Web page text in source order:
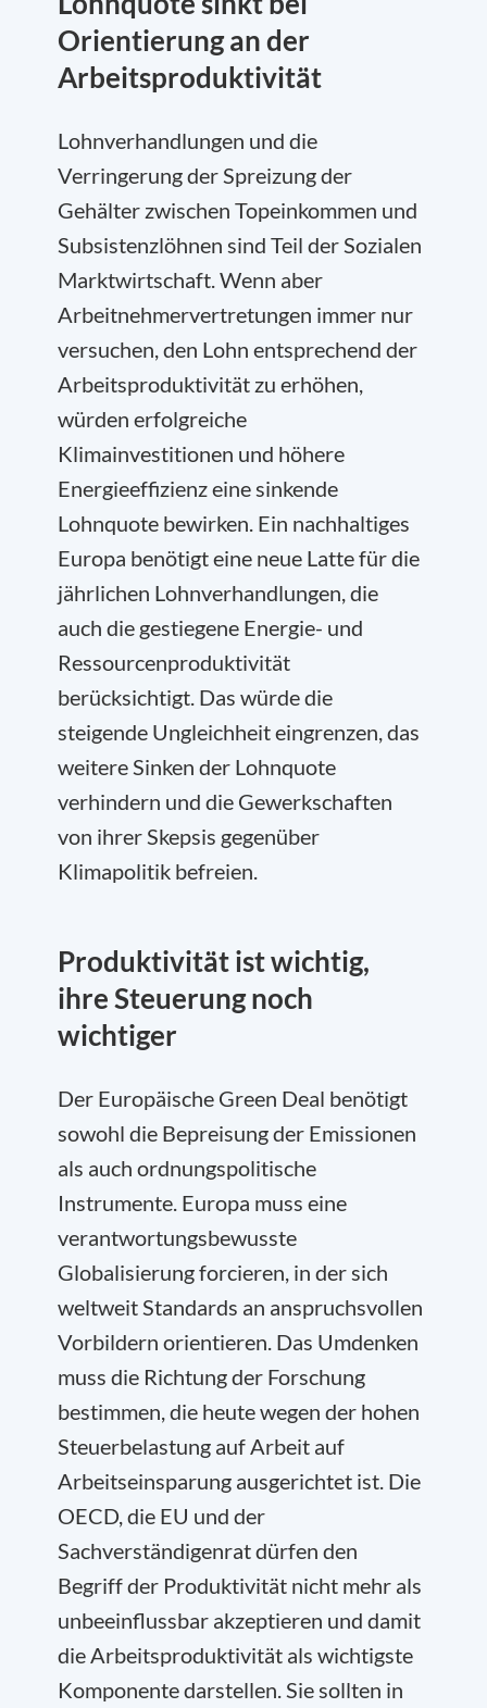
Orientierung an der
Arbeitsproduktivität
Lohnverhandlungen und die
Verringerung der Spreizung der
Gehälter zwischen Topeinkommen und
Subsistenzlöhnen sind Teil der Sozialen
Marktwirtschaft. Wenn aber
Arbeitnehmervertretungen immer nur
versuchen, den Lohn entsprechend der
Arbeitsproduktivität zu erhöhen,
würden erfolgreiche
Klimainvestitionen und höhere
Energieeffizienz eine sinkende
Lohnquote bewirken. Ein nachhaltiges
Europa benötigt eine neue Latte für die
jährlichen Lohnverhandlungen, die
auch die gestiegene Energie- und
Ressourcenproduktivität
berücksichtigt. Das würde die
steigende Ungleichheit eingrenzen, das
weitere Sinken der Lohnquote
verhindern und die Gewerkschaften
von ihrer Skepsis gegenüber
Klimapolitik befreien.
Produktivität ist wichtig,
ihre Steuerung noch
wichtiger
Der Europäische Green Deal benötigt
sowohl die Bepreisung der Emissionen
als auch ordnungspolitische
Instrumente. Europa muss eine
verantwortungsbewusste
Globalisierung forcieren, in der sich
weltweit Standards an anspruchsvollen
Vorbildern orientieren. Das Umdenken
muss die Richtung der Forschung
bestimmen, die heute wegen der hohen
Steuerbelastung auf Arbeit auf
Arbeitseinsparung ausgerichtet ist. Die
OECD, die EU und der
Sachverständigenrat dürfen den
Begriff der Produktivität nicht mehr als
unbeeinflussbar akzeptieren und damit
die Arbeitsproduktivität als wichtigste
Komponente darstellen. Sie sollten in